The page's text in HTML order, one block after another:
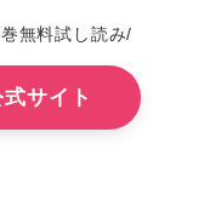
無料試し読み/
サイト